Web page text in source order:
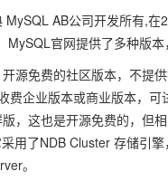
AB公司开发所有,
官网提供了多种版
源免费的社区版本，不提供
企业版本或商业版本，可
，这也是开源免费的，但
用了NDB Cluster 存储引
。